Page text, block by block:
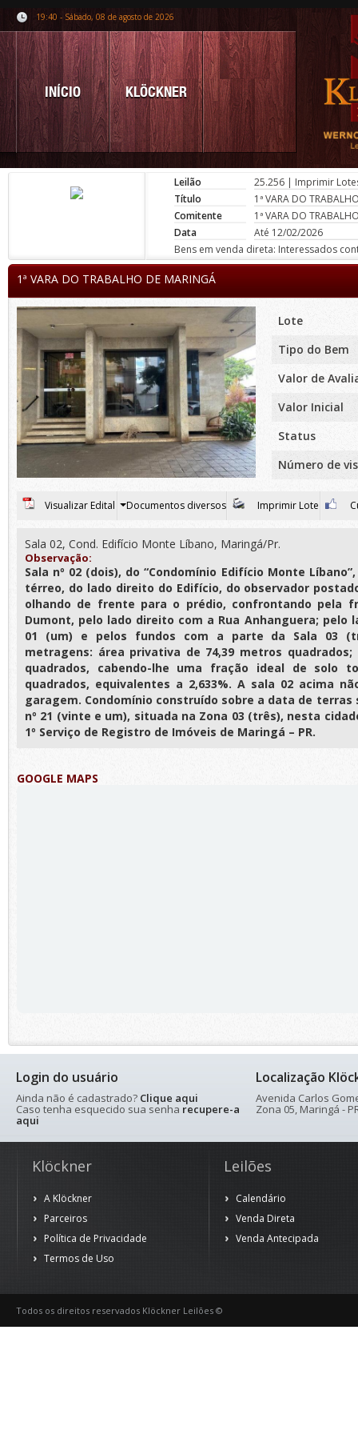
19:40 - Sábado, 08 de agosto de 2026
INÍCIO KLÖCKNER
Leilão 25.256 | Imprimir
Título
1ª VARA DO
Comitente
1ª VARA DO
Data
Até 12/02/2026
Bens em venda direta: Interessados
1ª VARA DO TRABALHO DE MARINGÁ
Lote
Tipo do Bem
Valor de
Valor Inicial
Status
Número de
Visualizar Edital Documentos diversos Imprimir Lote
Sala 02, Cond. Edifício Monte Líbano, Maringá/Pr.
Observação:
Sala nº 02 (dois), do “Condomínio Edifício Monte
térreo, do lado direito do Edifício, do observador
olhando de frente para o prédio, confrontando pela
Dumont, pelo lado direito com a Rua Anhanguera; pelo
01 (um) e pelos fundos com a parte da Sala 03
metragens: área privativa de 74,39 metros
quadrados, cabendo-lhe uma fração ideal de solo
quadrados, equivalentes a 2,633%. A sala 02 acima
garagem. Condomínio construído sobre a data de terras
nº 21 (vinte e um), situada na Zona 03 (três), nesta
1º Serviço de Registro de Imóveis de Maringá – PR.
GOOGLE MAPS
Login do usuário
Ainda não é cadastrado? Clique aqui
Caso tenha esquecido sua senha recupere-a
aqui
Localização
Avenida Carlos
Zona 05, Maringá -
Klöckner
A Klöckner
Parceiros
Política de Privacidade
Termos de Uso
Leilões
Calendário
Venda Direta
Venda Antecipada
Todos os direitos reservados Klöckner Leilões ©